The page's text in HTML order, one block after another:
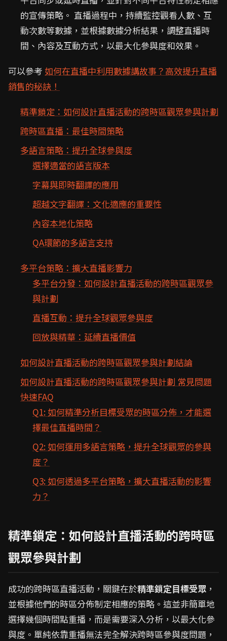
的宣傳策略。 直播過程中，持續監控觀看人數、互
動次數等數據，並根據數據分析結果，調整直播時
間、內容及互動方式，以最大化參與度和效果。
可以參考 如何在直播中利用數據講故事？高效提升直播
銷售的秘訣！
精準鎖定：如何設計直播活動的跨時區觀眾參與計劃
跨時區直播：最佳時間策略
多語言策略：提升全球參與度
選擇適當的語言版本
字幕與即時翻譯的應用
超越文字翻譯：文化適應的重要性
內容本地化策略
QA環節的多語言支持
多平台策略：擴大直播影響力
多平台分發：如何設計直播活動的跨時區觀眾參
與計劃
直播互動：提升全球觀眾參與度
回放與精華：延續直播價值
如何設計直播活動的跨時區觀眾參與計劃結論
如何設計直播活動的跨時區觀眾參與計劃 常見問題
快速FAQ
Q1: 如何精準分析目標受眾的時區分佈，才能選
擇最佳直播時間？
Q2: 如何運用多語言策略，提升全球觀眾的參與
度？
Q3: 如何透過多平台策略，擴大直播活動的影響
力？
精準鎖定：如何設計直播活動的跨時區
觀眾參與計劃
成功的跨時區直播活動，關鍵在於精準鎖定目標受眾 ，
並根據他們的時區分佈制定相應的策略。這並非簡單地
選擇幾個時間點重播，而是需要深入分析，以最大化參
與度。單純依靠重播無法完全解決跨時區參與度問題，